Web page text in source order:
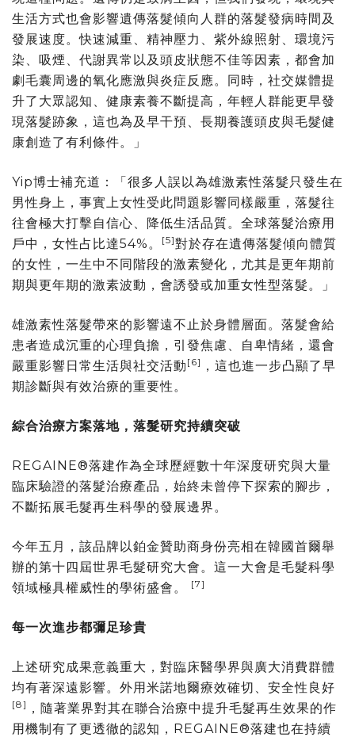
生活方式也會影響遺傳落髮傾向人群的落髮發病時間及
發展速度。快速減重、精神壓力、紫外線照射、環境污
染、吸煙、代謝異常以及頭皮狀態不佳等因素，都會加
劇毛囊周邊的氧化應激與炎症反應。同時，社交媒體提
升了大眾認知、健康素養不斷提高，年輕人群能更早發
現落髮跡象，這也為及早干預、長期養護頭皮與毛髮健
康創造了有利條件。」
Yip博士補充道：「很多人誤以為雄激素性落髮只發生在
男性身上，事實上女性受此問題影響同樣嚴重，落髮往
往會極大打擊自信心、降低生活品質。全球落髮治療用
戶中，女性占比達54%。
[5]對於存在遺傳落髮傾向體質
的女性，一生中不同階段的激素變化，尤其是更年期前
期與更年期的激素波動，會誘發或加重女性型落髮。」
雄激素性落髮帶來的影響遠不止於身體層面。落髮會給
患者造成沉重的心理負擔，引發焦慮、自卑情緒，還會
嚴重影響日常生活與社交活動 [6] ，這也進一步凸顯了早
期診斷與有效治療的重要性。
綜合治療方案落地，落髮研究持續突破
REGAINE®落建作為全球歷經數十年深度研究與大量
臨床驗證的落髮治療產品，始終未曾停下探索的腳步，
不斷拓展毛髮再生科學的發展邊界。
今年五月，該品牌以鉑金贊助商身份亮相在韓國首爾舉
辦的第十四屆世界毛髮研究大會。這一大會是毛髮科學
領域極具權威性的學術盛會。
[7]
每一次進步都彌足珍貴
上述研究成果意義重大，對臨床醫學界與廣大消費群體
均有著深遠影響。外用米諾地爾療效確切、安全性良好
[8] ，隨著業界對其在聯合治療中提升毛髮再生效果的作
用機制有了更透徹的認知，REGAINE®落建也在持續